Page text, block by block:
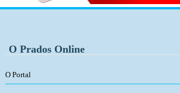
O Prados Online
O Portal